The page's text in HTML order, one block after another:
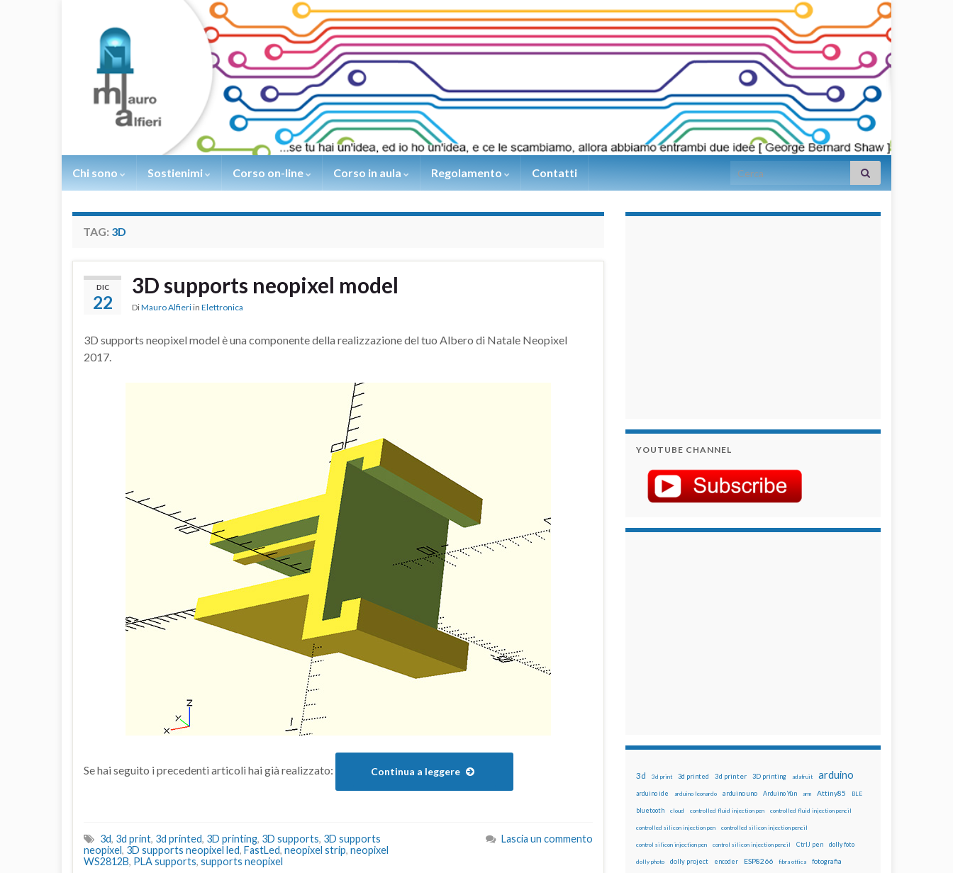
Chi sono Sostienimi Corso on-line Corso in aula Regolamento Contatti Search for:
TAG: 3D
DIC
22
3D supports neopixel model
DiMauro Alfieri in Elettronica
3D supports neopixel model è una componente della realizzazione del tuo Albero di Natale Neopixel
2017.
Se hai seguito i precedenti articoli hai già realizzato: Continua a leggere
3d, 3d print, 3d printed, 3D printing, 3D supports, 3D supports
neopixel, 3D supports neopixel led, FastLed, neopixel strip, neopixel
WS2812B, PLA supports, supports neopixel
Lascia un commento
YOUTUBE CHANNEL
3d 3d print 3d printed 3d printer 3D printing adafruit arduino
arduino ide arduino leonardo arduino uno Arduino Yún arm Attiny85 BLE
bluetooth cloud controlled fluid injection pen controlled fluid injection pencil
controlled silicon injection pen controlled silicon injection pencil
control silicon injection pen control silicon injection pencil CtrlJ pen dolly foto
dolly photo dolly project encoder ESP8266 fibra ottica fotografia